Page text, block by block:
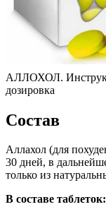
АЛЛОХОЛ.
дозировка
Состав
Аллахол (для
30 дней, в
только из
В составе таблеток: